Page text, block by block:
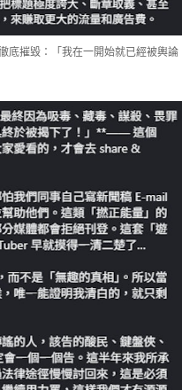
底摧毀：「我在一開始就已經被輿論